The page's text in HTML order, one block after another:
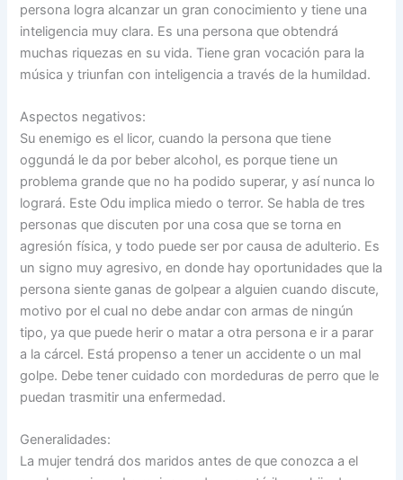
persona logra alcanzar un gran conocimiento y tiene una
inteligencia muy clara. Es una persona que obtendrá
muchas riquezas en su vida. Tiene gran vocación para la
música y triunfan con inteligencia a través de la humildad.
Aspectos negativos:
Su enemigo es el licor, cuando la persona que tiene
oggundá le da por beber alcohol, es porque tiene un
problema grande que no ha podido superar, y así nunca lo
logrará. Este Odu implica miedo o terror. Se habla de tres
personas que discuten por una cosa que se torna en
agresión física, y todo puede ser por causa de adulterio. Es
un signo muy agresivo, en donde hay oportunidades que la
persona siente ganas de golpear a alguien cuando discute,
motivo por el cual no debe andar con armas de ningún
tipo, ya que puede herir o matar a otra persona e ir a parar
a la cárcel. Está propenso a tener un accidente o un mal
golpe. Debe tener cuidado con mordeduras de perro que le
puedan trasmitir una enfermedad.
Generalidades:
La mujer tendrá dos maridos antes de que conozca a el